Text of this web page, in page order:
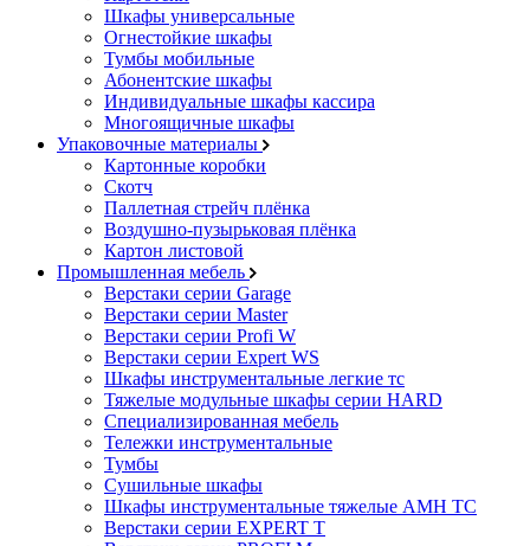
Шкафы универсальные
Огнестойкие шкафы
Тумбы мобильные
Абонентские шкафы
Индивидуальные шкафы кассира
Многоящичные шкафы
Упаковочные материалы
Картонные коробки
Скотч
Паллетная стрейч плёнка
Воздушно-пузырьковая плёнка
Картон листовой
Промышленная мебель
Верстаки серии Garage
Верстаки серии Master
Верстаки серии Profi W
Верстаки серии Expert WS
Шкафы инструментальные легкие тс
Тяжелые модульные шкафы серии HARD
Cпециализированная мебель
Тележки инструментальные
Тумбы
Cушильные шкафы
Шкафы инструментальные тяжелые AMH TC
Верстаки серии EXPERT T